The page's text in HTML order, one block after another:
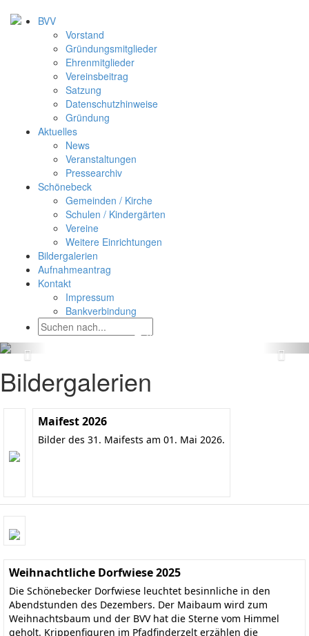
BVV
Vorstand
Gründungsmitglieder
Ehrenmitglieder
Vereinsbeitrag
Satzung
Datenschutzhinweise
Gründung
Aktuelles
News
Veranstaltungen
Pressearchiv
Schönebeck
Gemeinden / Kirche
Schulen / Kindergärten
Vereine
Weitere Einrichtungen
Bildergalerien
Aufnahmeantrag
Kontakt
Impressum
Bankverbindung
Bildergalerien
Maifest 2026
Bilder des 31. Maifests am 01. Mai 2026.
Weihnachtliche Dorfwiese 2025
Die Schönebecker Dorfwiese leuchtet besinnliche in den
Abendstunden des Dezembers. Der Maibaum wird zum
Weihnachtsbaum und der BVV hat die Sterne vom Himmel
geholt. Krippenfiguren im Pfadfinderzelt erzählen die